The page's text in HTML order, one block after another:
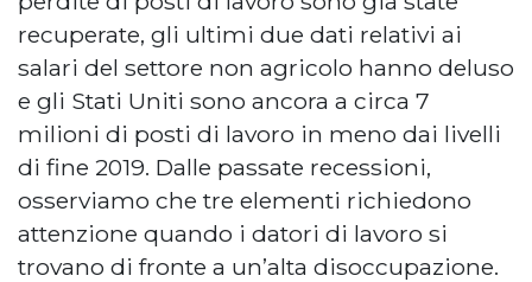
recuperate, gli ultimi due dati relativi ai
salari del settore non agricolo hanno deluso
e gli Stati Uniti sono ancora a circa 7
milioni di posti di lavoro in meno dai livelli
di fine 2019. Dalle passate recessioni,
osserviamo che tre elementi richiedono
attenzione quando i datori di lavoro si
trovano di fronte a un’alta disoccupazione.